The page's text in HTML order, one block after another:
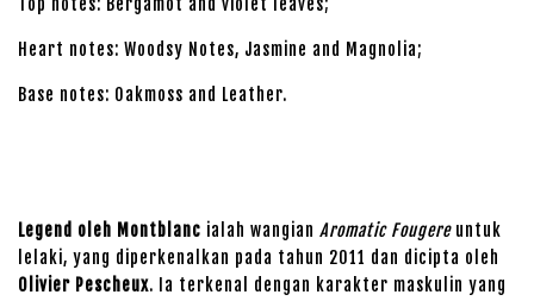
Top notes: Bergamot and violet leaves;
Heart notes: Woodsy Notes, Jasmine and Magnolia;
Base notes: Oakmoss and Leather.
Legend oleh Montblanc ialah wangian Aromatic Fougereuntuk
lelaki, yang diperkenalkan pada tahun 2011 dan dicipta oleh
Olivier Pescheux. Ia terkenal dengan karakter maskulin yang